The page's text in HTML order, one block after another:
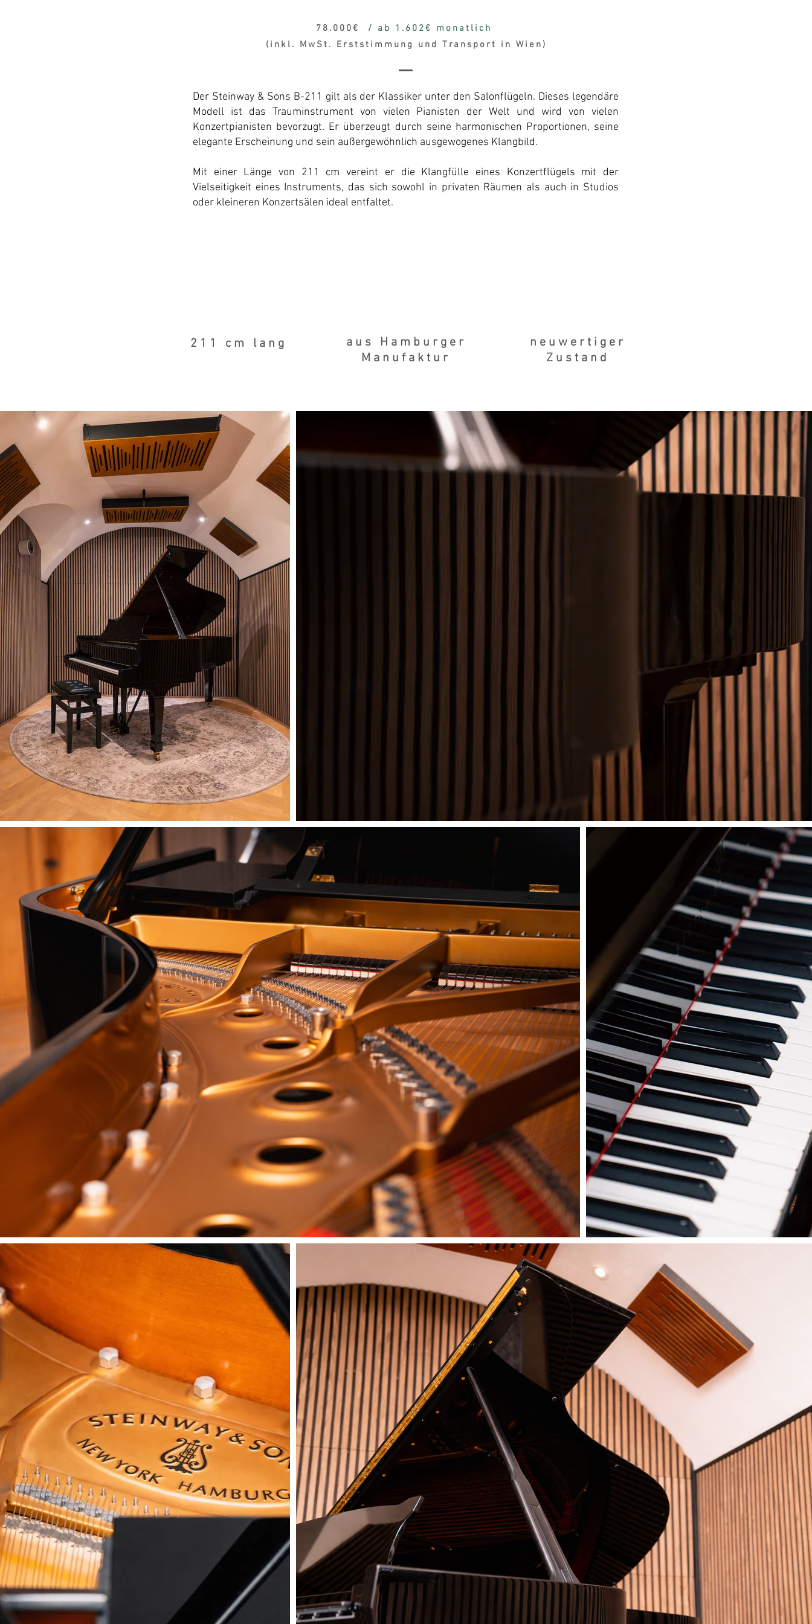
78.000€ / ab 1.602€ monatlich
(inkl. MwSt. Erststimmung und Transport in Wien)
Der Steinway & Sons B-211 gilt als der Klassiker unter den Salonflügeln. Dieses legendäre
Modell ist das Trauminstrument von vielen Pianisten der Welt und wird von vielen
Konzertpianisten bevorzugt. Er überzeugt durch seine harmonischen Proportionen, seine
elegante Erscheinung und sein außergewöhnlich ausgewogenes Klangbild.
Mit einer Länge von 211 cm vereint er die Klangfülle eines Konzertflügels mit der
Vielseitigkeit eines Instruments, das sich sowohl in privaten Räumen als auch in Studios
oder kleineren Konzertsälen ideal entfaltet.​
211 cm lang
aus Hamburger
Manufaktur
neuwertiger
Zustand